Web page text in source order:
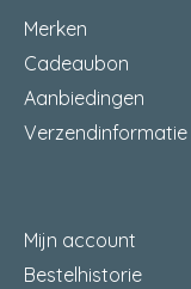
Merken
Cadeaubon
Aanbiedingen
Verzendinformatie
Mijn account
Bestelhistorie